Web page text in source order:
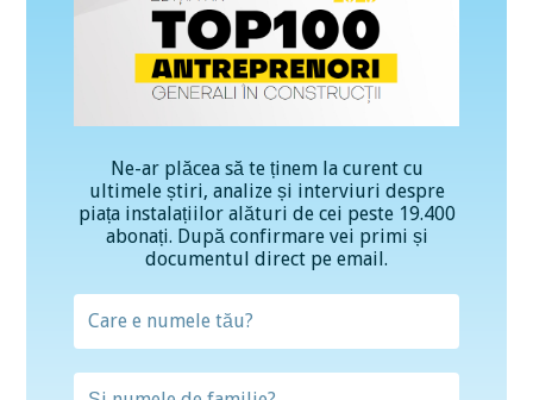
Ne-ar plăcea să te ținem la curent cu
ultimele știri, analize și interviuri despre
piața instalațiilor alături de cei peste 19.400
abonați. După confirmare vei primi și
documentul direct pe email.